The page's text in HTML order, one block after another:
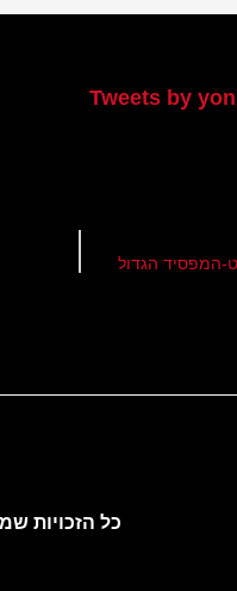
Tweets by
המפסיד הגדול
כל הזכויות